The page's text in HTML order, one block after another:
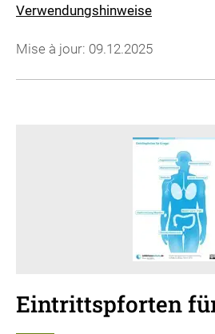
Verwendungshinweise
Mise à jour: 09.12.2025
Eintrittspforten